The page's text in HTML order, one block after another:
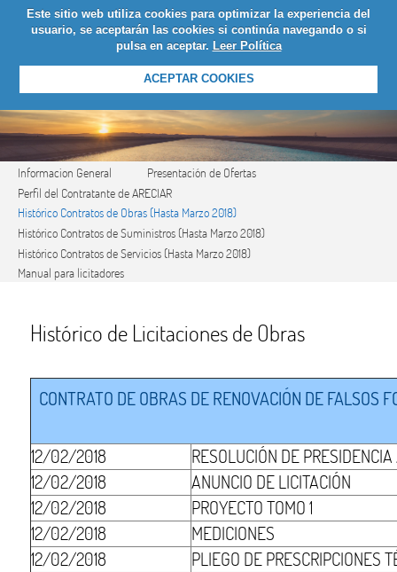
Este sitio web utiliza cookies para optimizar la experiencia del
usuario, se aceptarán las cookies si continúa navegando o si
pulsa en aceptar. Leer Política
ACEPTAR COOKIES
LOGIN
Informacion General
Presentación de Ofertas
Perfil del Contratante de ARECIAR
Histórico Contratos de Obras (Hasta Marzo 2018)
Histórico Contratos de Suministros (Hasta Marzo 2018)
Histórico Contratos de Servicios (Hasta Marzo 2018)
Manual para licitadores
Histórico de Licitaciones de Obras
CONTRATO DE OBRAS DE RENOVACIÓN DE FALSOS
12/02/2018
RESOLUCIÓN DE
12/02/2018
ANUNCIO DE LICITACIÓN
12/02/2018
PROYECTO TOMO 1
12/02/2018
MEDICIONES
12/02/2018
PLIEGO DE PRESCRIPCIONES